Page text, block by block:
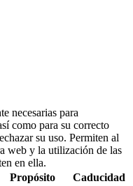
necesarias para
como para su correcto
su uso. Permiten al
web y la utilización de las
en ella.
Propósito Caducidad